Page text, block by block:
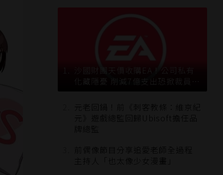
沙國財團天價收購EA！公司私有
化藏隱憂 削減7億支出恐掀裁員風
暴？
元老回鍋！前《刺客教條：維京紀
元》遊戲總監回歸Ubisoft擔任品
牌總監
前偶像節目分享追愛老師全過程
主持人「也太像少女漫畫」